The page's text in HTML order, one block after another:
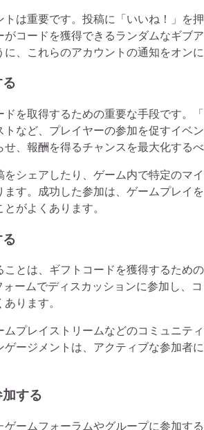
は重要です。投稿に「いいね！」を
コードを獲得できるランダムなギブ
、これらのアカウントの通知をオンに
を取得するための重要な手段です。
など、プレイヤーの参加を促すイベ
、報酬を得るチャンスを最大化するべ
シェアしたり、ゲーム内で特定のマ
す。成功した参加は、ゲームプレイ
がよくあります。
とは、ギフトコードを獲得するため
ームでディスカッションに参加し、
ります。
プレイストリームなどのコミュニテ
ージメントは、アクティブな参加者
する
ゲームフォーラムやグループに参加す